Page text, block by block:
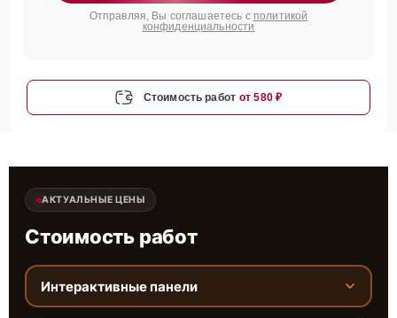
Отправляя, Вы соглашаетесь с политикой
конфиденциальности
Стоимость работ от 580 ₽
АКТУАЛЬНЫЕ ЦЕНЫ
Стоимость работ
Интерактивные панели